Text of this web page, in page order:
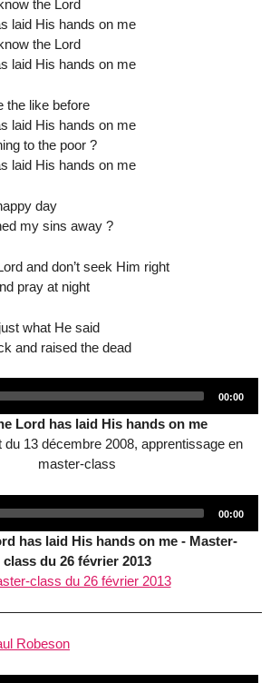
the Lord
laid His hands on me
the Lord
laid His hands on me
the like before
laid His hands on me
to the poor ?
laid His hands on me
day
my sins away ?
and don’t seek Him right
pray at night
what He said
and raised the dead
Total
00:00
Lord has laid His hands on me
du 13 décembre 2008, apprentissage en
master-class
Total
00:00
has laid His hands on me - Master-
class du 26 février 2013
class du 26 février 2013
Robeson